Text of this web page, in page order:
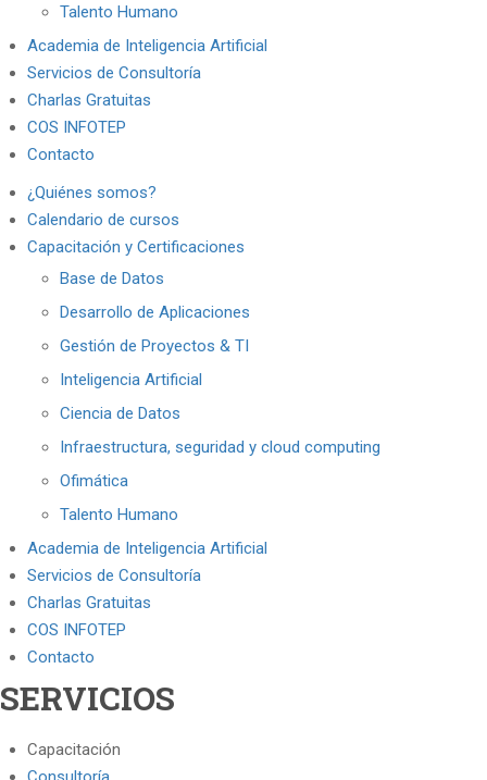
Talento Humano
Academia de Inteligencia Artificial
Servicios de Consultoría
Charlas Gratuitas
COS INFOTEP
Contacto
¿Quiénes somos?
Calendario de cursos
Capacitación y Certificaciones
Base de Datos
Desarrollo de Aplicaciones
Gestión de Proyectos & TI
Inteligencia Artificial
Ciencia de Datos
Infraestructura, seguridad y cloud computing
Ofimática
Talento Humano
Academia de Inteligencia Artificial
Servicios de Consultoría
Charlas Gratuitas
COS INFOTEP
Contacto
SERVICIOS
Capacitación